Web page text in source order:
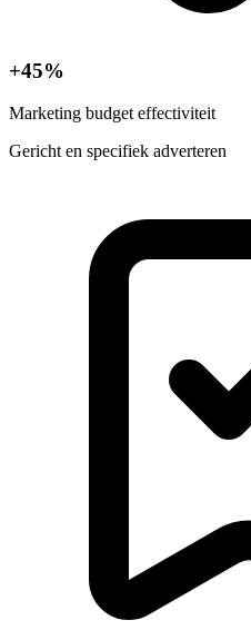
+45%
Marketing budget effectiviteit
Gericht en specifiek adverteren